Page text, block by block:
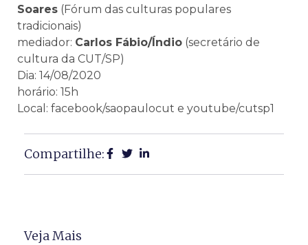
Soares (Fórum das culturas populares
tradicionais)
mediador: Carlos Fábio/Índio (secretário de
cultura da CUT/SP)
Dia: 14/08/2020
horário: 15h
Local: facebook/saopaulocut e youtube/cutsp1
Compartilhe:
Veja Mais